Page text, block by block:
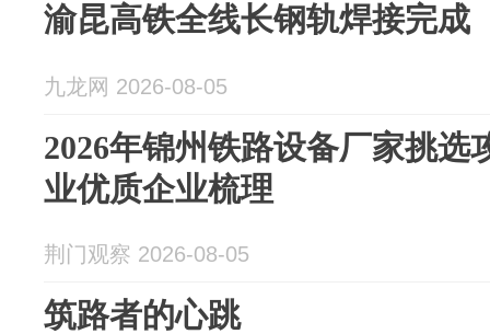
渝昆高铁全线长钢轨焊接完成
九龙网 2026-08-05
2026年锦州铁路设备厂家挑选
业优质企业梳理
荆门观察 2026-08-05
筑路者的心跳